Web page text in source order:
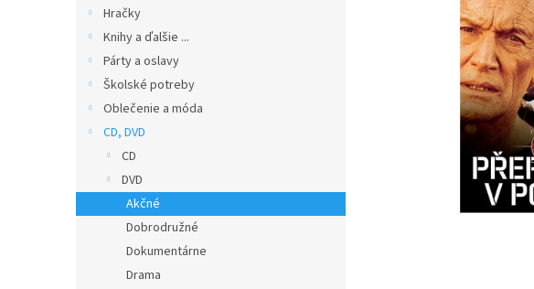
Hračky
Knihy a ďalšie ...
Párty a oslavy
Školské potreby
Oblečenie a móda
CD, DVD
CD
DVD
Akčné
Dobrodružné
Dokumentárne
Drama